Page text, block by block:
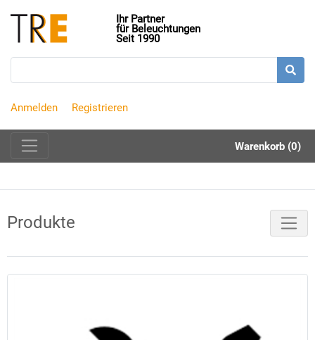
Ihr Partner
für Beleuchtungen
Seit 1990
Anmelden Registrieren
Warenkorb (0)
Produkte